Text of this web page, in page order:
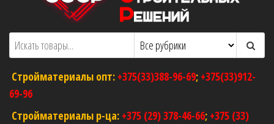
ООО "Склад Современных Строительных
Решений"
Оптовый магазин строительных
материалов
Стройматериалы опт: +375(33)388-96-69; +375(33)912-
69-96
Стройматериалы р-ца: +375 (29) 378-46-66; +375 (33)